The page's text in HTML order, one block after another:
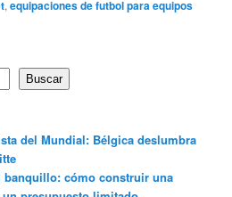
,equipaciones de futbol para equipos
Buscar
del Mundial: Bélgica deslumbra
banquillo: cómo construir una